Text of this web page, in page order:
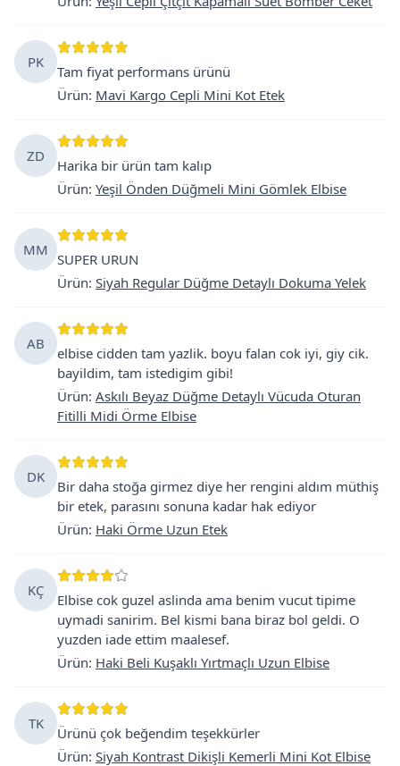
PK
Tam fiyat performans ürünü
Ürün: Mavi Kargo Cepli Mini Kot Etek
ZD
Harika bir ürün tam kalıp
Ürün: Yeşil Önden Düğmeli Mini Gömlek Elbise
MM
SUPER URUN
Ürün: Siyah Regular Düğme Detaylı Dokuma Yelek
AB
elbise cidden tam yazlik. boyu falan cok iyi, giy cik.
bayildim, tam istedigim gibi!
Ürün: Askılı Beyaz Düğme Detaylı Vücuda Oturan
Fitilli Midi Örme Elbise
DK
Bir daha stoğa girmez diye her rengini aldım müthiş
bir etek, parasını sonuna kadar hak ediyor
Ürün: Haki Örme Uzun Etek
KÇ
Elbise cok guzel aslinda ama benim vucut tipime
uymadi sanirim. Bel kismi bana biraz bol geldi. O
yuzden iade ettim maalesef.
Ürün: Haki Beli Kuşaklı Yırtmaçlı Uzun Elbise
TK
Ürünü çok beğendim teşekkürler
Ürün: Siyah Kontrast Dikişli Kemerli Mini Kot Elbise